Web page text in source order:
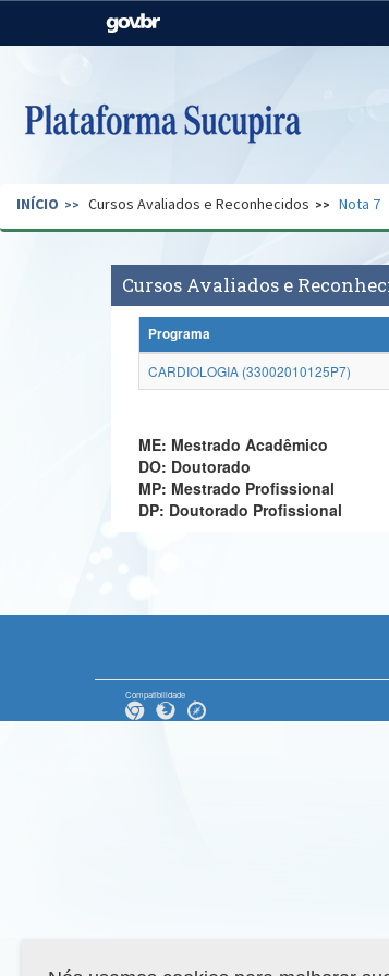
Casa Civil
Pecuária e Abastecimento
Secretaria de Governo Gabinete
INÍCIO Cursos Avaliados e Reconhecidos Nota 7
Cursos Avaliados e
Programa
CARDIOLOGIA (33002010125P7)
ME: Mestrado Acadêmico
DO: Doutorado
MP: Mestrado Profissional
DP: Doutorado Profissional
Compatibilidade